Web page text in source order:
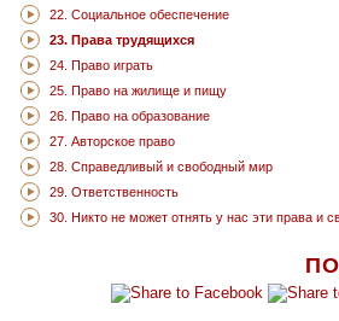
22. Социальное обеспечение
23. Права трудящихся
24. Право играть
25. Право на жилище и пищу
26. Право на образование
27. Авторское право
28. Справедливый и свободный мир
29. Ответственность
30. Никто не может отнять у нас эти права и